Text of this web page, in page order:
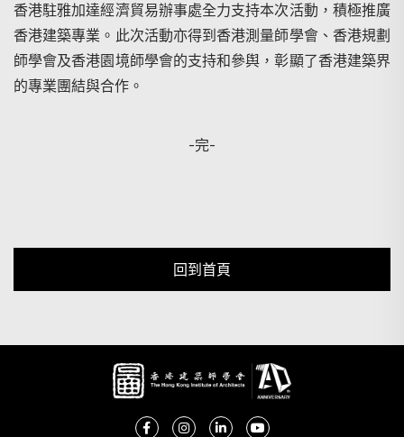
香港駐雅加達經濟貿易辦事處全力支持本次活動，積極推廣
香港建築專業。此次活動亦得到香港測量師學會、香港規劃
師學會及香港園境師學會的支持和參舆，彰顯了香港建築界
的專業團結與合作。
-完-
回到首頁